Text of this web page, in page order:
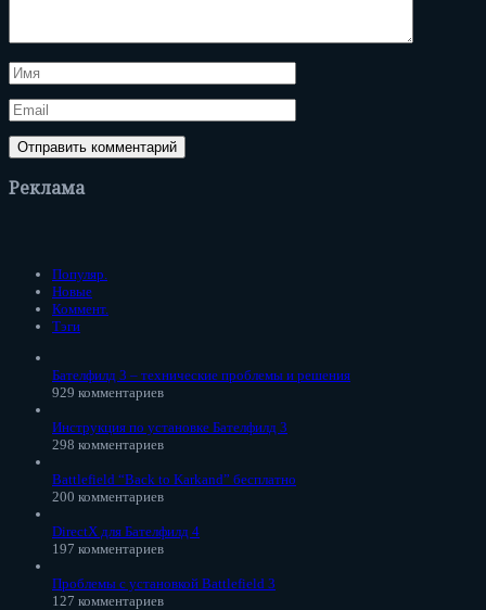
Реклама
Популяр.
Новые
Коммент.
Тэги
Бателфилд 3 – технические проблемы и решения
929 комментариев
Инструкция по установке Бателфилд 3
298 комментариев
Battlefield “Back to Karkand” бесплатно
200 комментариев
DirectX для Бателфилд 4
197 комментариев
Проблемы с установкой Battlefield 3
127 комментариев